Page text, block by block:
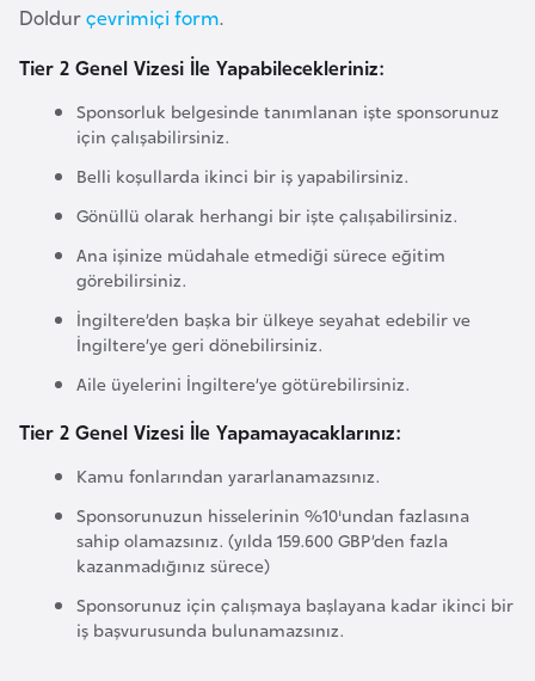
Doldurçevrimiçi form.
Tier 2 Genel Vizesi İle Yapabilecekleriniz:
Sponsorluk belgesinde tanımlanan işte sponsorunuz
için çalışabilirsiniz.
Belli koşullarda ikinci bir iş yapabilirsiniz.
Gönüllü olarak herhangi bir işte çalışabilirsiniz.
Ana işinize müdahale etmediği sürece eğitim
görebilirsiniz.
İngiltere’den başka bir ülkeye seyahat edebilir ve
İngiltere’ye geri dönebilirsiniz.
Aile üyelerini İngiltere’ye götürebilirsiniz.
Tier 2 Genel Vizesi İle Yapamayacaklarınız:
Kamu fonlarından yararlanamazsınız.
Sponsorunuzun hisselerinin %10'undan fazlasına
sahip olamazsınız. (yılda 159.600 GBP’den fazla
kazanmadığınız sürece)
Sponsorunuz için çalışmaya başlayana kadar ikinci bir
iş başvurusunda bulunamazsınız.
t
İ